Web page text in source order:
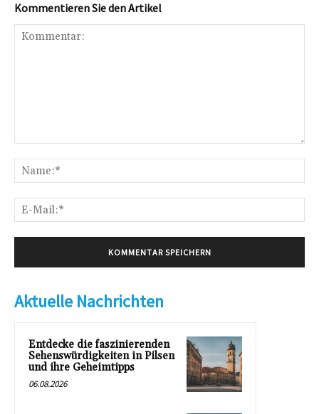
Kommentieren Sie den Artikel
Aktuelle Nachrichten
Entdecke die faszinierenden
Sehenswürdigkeiten in Pilsen
und ihre Geheimtipps
06.08.2026